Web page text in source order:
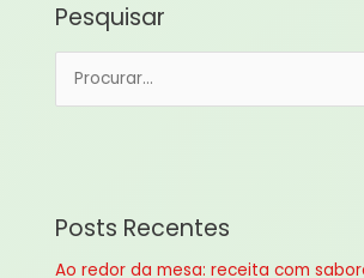
Pesquisar
iPosts Recentes
Ao redor da mesa: receita com